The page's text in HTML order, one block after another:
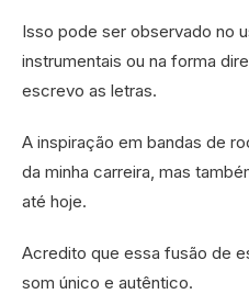
Isso pode ser observado no
instrumentais ou na forma
escrevo as letras.
A inspiração em bandas de
da minha carreira, mas
até hoje.
Acredito que essa fusão de
som único e autêntico.